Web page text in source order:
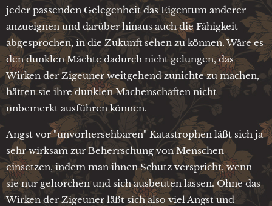
jeder passenden Gelegenheit das Eigentum anderer
anzueignen und darüber hinaus auch die Fähigkeit
abgesprochen, in die Zukunft sehen zu können. Wäre es
den dunklen Mächte dadurch nicht gelungen, das
Wirken der Zigeuner weitgehend zunichte zu machen,
hätten sie ihre dunklen Machenschaften nicht
unbemerkt ausführen können.
Angst vor "unvorhersehbaren" Katastrophen läßt sich ja
sehr wirksam zur Beherrschung von Menschen
einsetzen, indem man ihnen Schutz verspricht, wenn
sie nur gehorchen und sich ausbeuten lassen. Ohne das
Wirken der Zigeuner läßt sich also viel Angst und